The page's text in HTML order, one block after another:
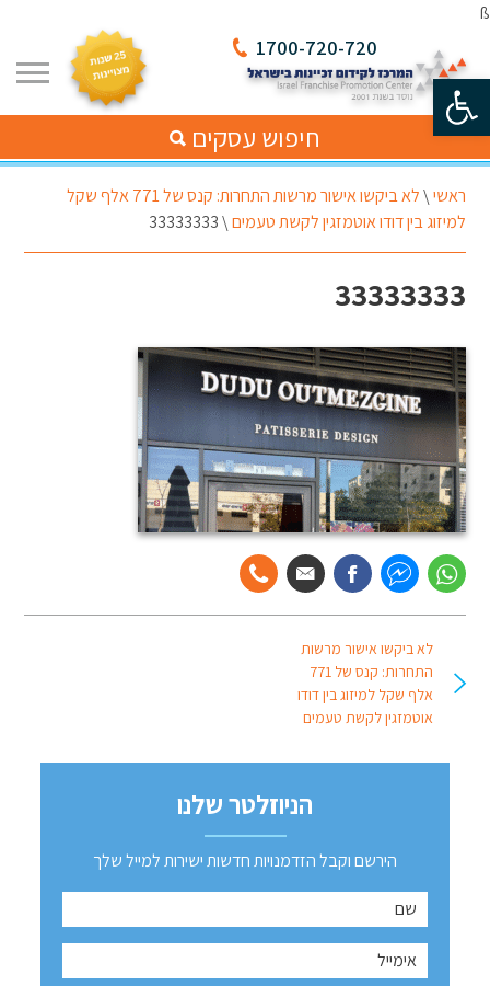
פתח סרגל נגישות
ß
1700-720-720
חיפוש עסקים
ראשי\
לא ביקשו אישור מרשות התחרות: קנס של 771 אלף שקל
למיזוג בין דודו אוטמזגין לקשת טעמים\
33333333
33333333
לא ביקשו אישור מרשות
התחרות: קנס של 771
אלף שקל למיזוג בין דודו
אוטמזגין לקשת טעמים
הניוזלטר שלנו
הירשם וקבל הזדמנויות חדשות ישירות למייל שלך